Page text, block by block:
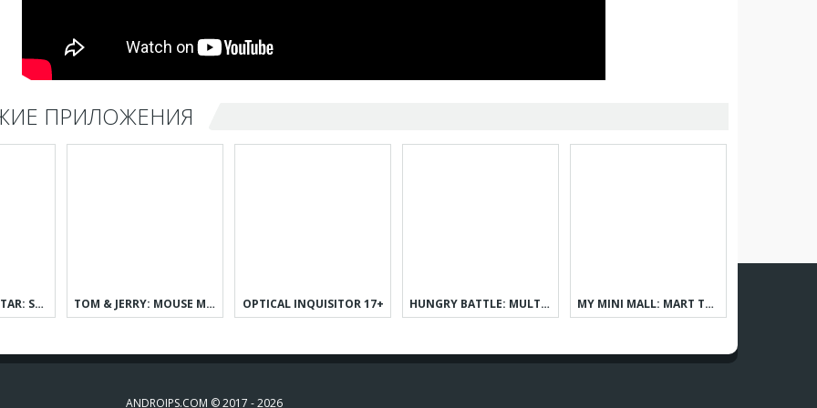
ПРИЛОЖЕНИЯ
BRICK BREAKER STAR: SPACE KING TOM & JERRY: MOUSE MAZE OPTICAL INQUISITOR 17+ HUNGRY BATTLE: MULTIPLAYER PVP MY MINI MALL: MART TYCOON GAME
ANDROIPS.COM © 2017 - 2026